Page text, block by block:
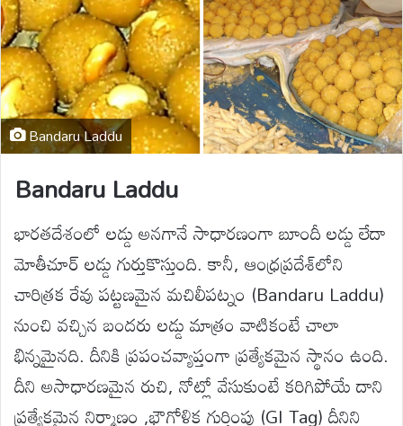
Bandaru Laddu
Bandaru Laddu
భారతదేశంలో లడ్డు అనగానే సాధారణంగా బూందీ లడ్డు లేదా
మోతీచూర్ లడ్డు గుర్తుకొస్తుంది. కానీ, ఆంధ్రప్రదేశ్‌లోని
చారిత్రక రేవు పట్టణమైన మచిలీపట్నం (Bandaru Laddu)
నుంచి వచ్చిన బందరు లడ్డు మాత్రం వాటికంటే చాలా
భిన్నమైనది. దీనికి ప్రపంచవ్యాప్తంగా ప్రత్యేకమైన స్థానం ఉంది.
దీని అసాధారణమైన రుచి, నోట్లో వేసుకుంటే కరిగిపోయే దాని
ప్రత్యేకమైన నిర్మాణం ,భౌగోళిక గుర్తింపు (GI Tag) దీనిని